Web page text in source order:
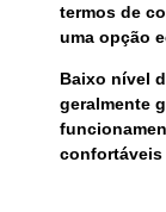
termos de
uma opção
Baixo nível
geralmente
confortáveis